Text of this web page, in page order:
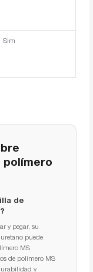
Sim
polímero
de
y pegar, su
puede
MS
de polímero MS
y